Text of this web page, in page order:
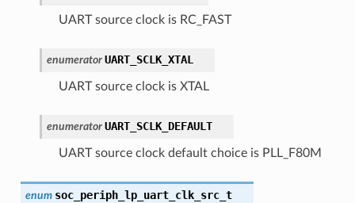
UART source clock is RC_FAST
enumerator UART_SCLK_XTAL
UART source clock is XTAL
enumerator UART_SCLK_DEFAULT
UART source clock default choice is PLL_F80M
enum soc_periph_lp_uart_clk_src_t